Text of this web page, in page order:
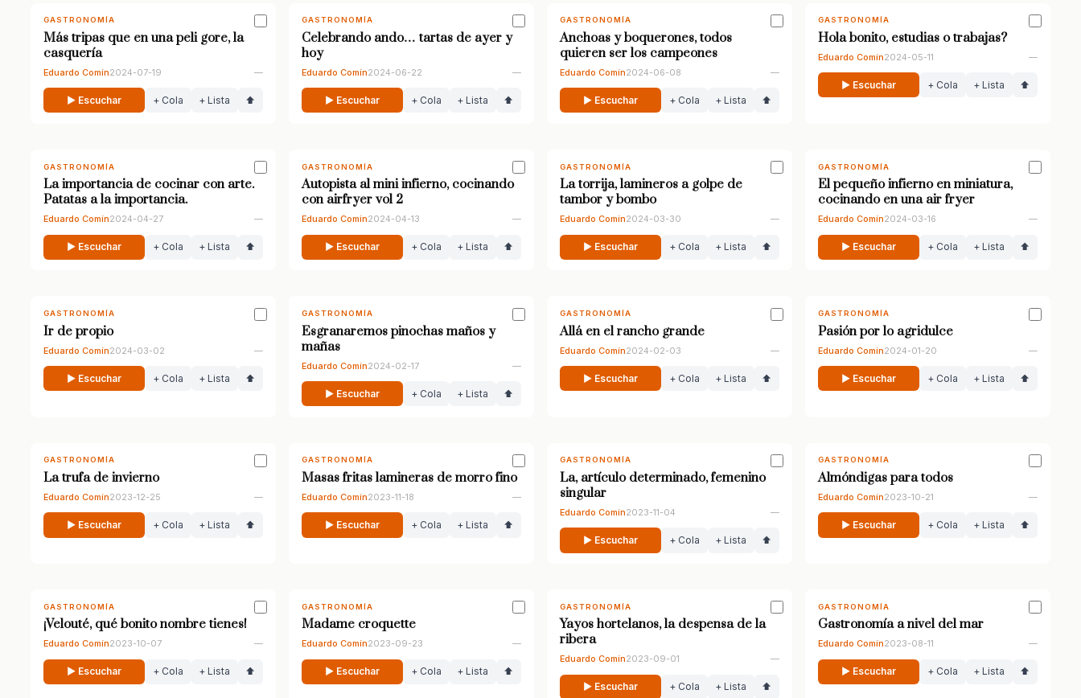
GASTRONOMÍA
Más tripas que en una peli gore, la
casquería
Eduardo Comín2024-07-19 —
▶ Escuchar + Cola + Lista ⬆
GASTRONOMÍA
Celebrando ando… tartas de ayer y
hoy
Eduardo Comín2024-06-22 —
▶ Escuchar + Cola + Lista ⬆
GASTRONOMÍA
Anchoas y boquerones, todos
quieren ser los campeones
Eduardo Comín2024-06-08 —
▶ Escuchar + Cola + Lista ⬆
GASTRONOMÍA
Hola bonito, estudias o trabajas?
Eduardo Comín2024-05-11 —
▶ Escuchar + Cola + Lista ⬆
GASTRONOMÍA
La importancia de cocinar con arte.
Patatas a la importancia.
Eduardo Comín2024-04-27 —
▶ Escuchar + Cola + Lista ⬆
GASTRONOMÍA
Autopista al mini infierno, cocinando
con airfryer vol 2
Eduardo Comín2024-04-13 —
▶ Escuchar + Cola + Lista ⬆
GASTRONOMÍA
La torrija, lamineros a golpe de
tambor y bombo
Eduardo Comín2024-03-30 —
▶ Escuchar + Cola + Lista ⬆
GASTRONOMÍA
El pequeño infierno en miniatura,
cocinando en una air fryer
Eduardo Comín2024-03-16 —
▶ Escuchar + Cola + Lista ⬆
GASTRONOMÍA
Ir de propio
Eduardo Comín2024-03-02 —
▶ Escuchar + Cola + Lista ⬆
GASTRONOMÍA
Esgranaremos pinochas maños y
mañas
Eduardo Comín2024-02-17 —
▶ Escuchar + Cola + Lista ⬆
GASTRONOMÍA
Allá en el rancho grande
Eduardo Comín2024-02-03 —
▶ Escuchar + Cola + Lista ⬆
GASTRONOMÍA
Pasión por lo agridulce
Eduardo Comín2024-01-20 —
▶ Escuchar + Cola + Lista ⬆
GASTRONOMÍA
La trufa de invierno
Eduardo Comín2023-12-25 —
▶ Escuchar + Cola + Lista ⬆
GASTRONOMÍA
Masas fritas lamineras de morro fino
Eduardo Comín2023-11-18 —
▶ Escuchar + Cola + Lista ⬆
GASTRONOMÍA
La, artículo determinado, femenino
singular
Eduardo Comín2023-11-04 —
▶ Escuchar + Cola + Lista ⬆
GASTRONOMÍA
Almóndigas para todos
Eduardo Comín2023-10-21 —
▶ Escuchar + Cola + Lista ⬆
GASTRONOMÍA
¡Velouté, qué bonito nombre tienes!
Eduardo Comín2023-10-07 —
▶ Escuchar + Cola + Lista ⬆
GASTRONOMÍA
Madame croquette
Eduardo Comín2023-09-23 —
▶ Escuchar + Cola + Lista ⬆
GASTRONOMÍA
Yayos hortelanos, la despensa de la
ribera
Eduardo Comín2023-09-01 —
▶ Escuchar + Cola + Lista ⬆
GASTRONOMÍA
Gastronomía a nivel del mar
Eduardo Comín2023-08-11 —
▶ Escuchar + Cola + Lista ⬆